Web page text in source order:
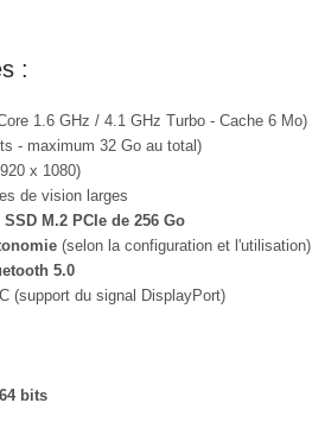
:
1.6 GHz / 4.1 GHz Turbo - Cache 6 Mo)
- maximum 32 Go au total)
x 1080)
de vision larges
SSD M.2 PCIe de 256 Go
(selon la configuration et l'utilisation)
5.0
(support du signal DisplayPort)
bits